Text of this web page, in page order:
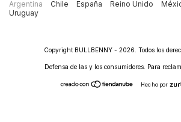
Argentina Chile España Reino Unido
Uruguay
Copyright BULLBENNY - 2026. Todos los
Defensa de las y los consumidores. Para
Hecho por